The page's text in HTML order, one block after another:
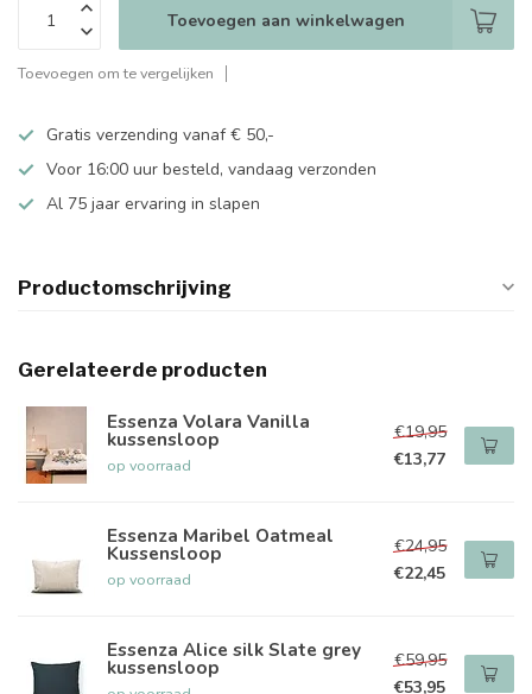
Toevoegen aan winkelwagen
Toevoegen om te vergelijken
Gratis verzending vanaf € 50,-
Voor 16:00 uur besteld, vandaag verzonden
Al 75 jaar ervaring in slapen
Productomschrijving
Gerelateerde producten
Essenza Volara Vanilla
kussensloop
op voorraad
€19,95
€13,77
Essenza Maribel Oatmeal
Kussensloop
op voorraad
€24,95
€22,45
Essenza Alice silk Slate grey
kussensloop
€59,95
€53,95